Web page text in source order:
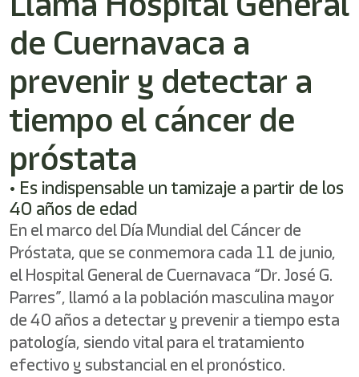
de Cuernavaca a
prevenir y detectar a
tiempo el cáncer de
próstata
• Es indispensable un tamizaje a partir de los
40 años de edad
En el marco del Día Mundial del Cáncer de
Próstata, que se conmemora cada 11 de junio,
el Hospital General de Cuernavaca “Dr. José G.
Parres”, llamó a la población masculina mayor
de 40 años a detectar y prevenir a tiempo esta
patología, siendo vital para el tratamiento
efectivo y substancial en el pronóstico.